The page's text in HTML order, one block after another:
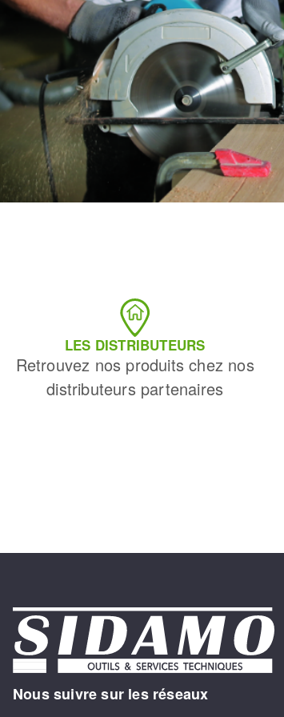
LES DISTRIBUTEURS
Retrouvez nos produits chez nos
distributeurs partenaires
Nous suivre sur les réseaux